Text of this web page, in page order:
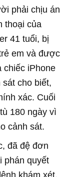
phải chịu án
thoại của
41 tuổi, bị
em và được
chiếc iPhone
sát cho biết,
xác. Cuối
180 ngày vì
cảnh sát.
đã đệ đơn
phán quyết